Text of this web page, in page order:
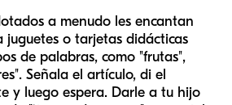
a menudo les encantan
juguetes o tarjetas didácticas
de palabras, como "frutas",
Señala el artículo, di el
y luego espera. Darle a tu hijo